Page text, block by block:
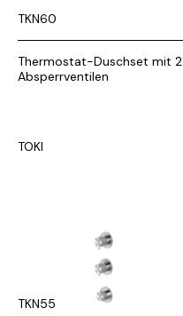
TKN60
Thermostat-Duschset mit 2
Absperrventilen
TOKI
TKN55